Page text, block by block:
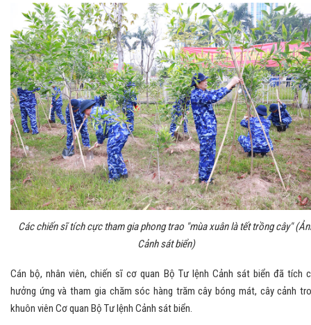
Các chiến sĩ tích cực tham gia phong trao "mùa xuân là tết trồng cây"
Cảnh sát biển)
Cán bộ, nhân viên, chiến sĩ cơ quan Bộ Tư lệnh Cảnh sát biển đã tích
hưởng ứng và tham gia chăm sóc hàng trăm cây bóng mát, cây cảnh
khuôn viên Cơ quan Bộ Tư lệnh Cảnh sát biển.